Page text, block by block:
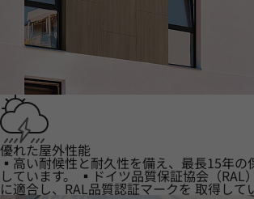
優れた屋外性能
▪高い耐候性と耐久性を備え、最長15年の
しています。 ▪ドイツ品質保証協会（RAL
に適合し、RAL品質認証マークを 取得して